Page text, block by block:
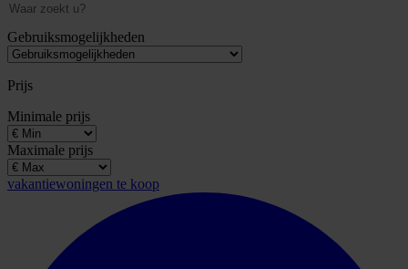
Gebruiksmogelijkheden
Prijs
Minimale prijs
Maximale prijs
vakantiewoningen te koop